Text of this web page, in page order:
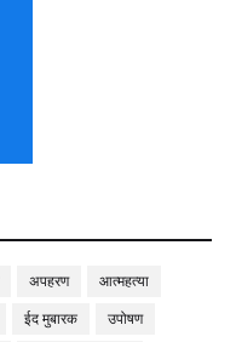
अपहरण
आत्महत्या
ईद मुबारक
उपोषण